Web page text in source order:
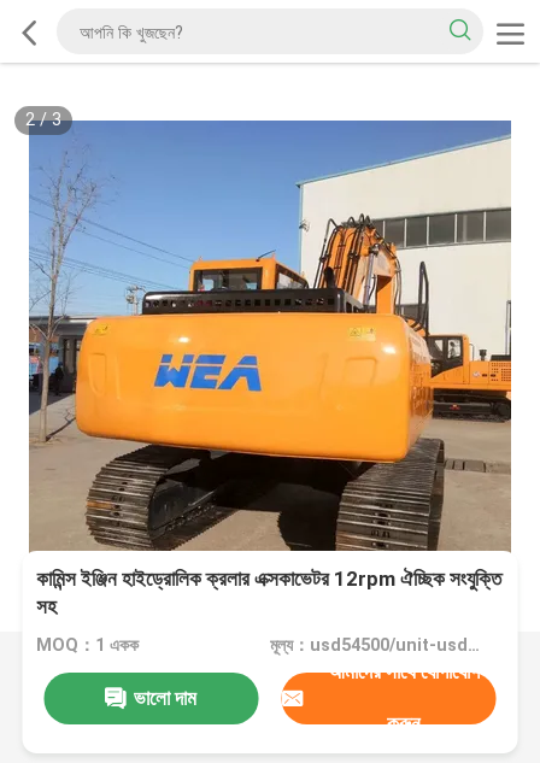
2/3
কামিন্স ইঞ্জিন হাইড্রোলিক ক্রলার এক্সকাভেটর 12rpm ঐচ্ছিক সংযুক্তি
সহ
MOQ：1 একক মূল্য：usd54500/unit-usd62500/unit
ভালো দাম
আমাদের সাথে যোগাযোগ
করুন